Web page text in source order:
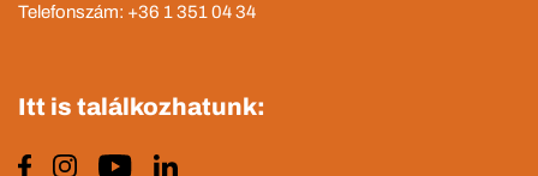
Telefonszám: +36 1 351 04 34
Itt is találkozhatunk: